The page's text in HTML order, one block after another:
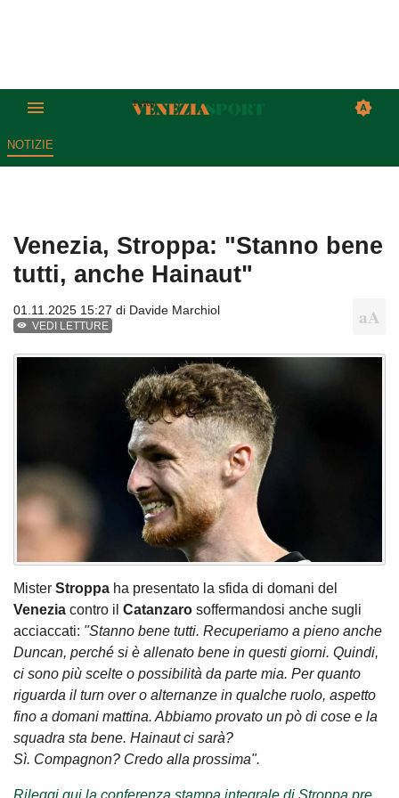
NOTIZIE
Venezia, Stroppa: "Stanno bene
tutti, anche Hainaut"
01.11.2025 15:27 di Davide Marchiol
VEDI LETTURE
Mister Stroppa ha presentato la sfida di domani del
Venezia contro il Catanzaro soffermandosi anche sugli
acciaccati: "Stanno bene tutti. Recuperiamo a pieno anche
Duncan, perché si è allenato bene in questi giorni. Quindi,
ci sono più scelte o possibilità da parte mia. Per quanto
riguarda il turn over o alternanze in qualche ruolo, aspetto
fino a domani mattina. Abbiamo provato un pò di cose e la
squadra sta bene. Hainaut ci sarà?
Sì. Compagnon? Credo alla prossima".